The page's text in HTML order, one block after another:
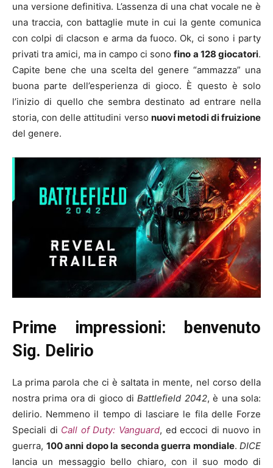
una versione definitiva. L’assenza di una chat vocale ne è
una traccia, con battaglie mute in cui la gente comunica
con colpi di clacson e arma da fuoco. Ok, ci sono i party
privati tra amici, ma in campo ci sonofino a 128 giocatori.
Capite bene che una scelta del genere “ammazza” una
buona parte dell’esperienza di gioco. È questo è solo
l’inizio di quello che sembra destinato ad entrare nella
storia, con delle attitudini verso nuovi metodi di fruizione
del genere.
Prime impressioni: benvenuto
Sig. Delirio
La prima parola che ci è saltata in mente, nel corso della
nostra prima ora di gioco diBattlefield 2042, è una sola:
delirio. Nemmeno il tempo di lasciare le fila delle Forze
Speciali di Call of Duty: Vanguard, ed eccoci di nuovo in
guerra, 100 anni dopo la seconda guerra mondiale. DICE
lancia un messaggio bello chiaro, con il suo modo di